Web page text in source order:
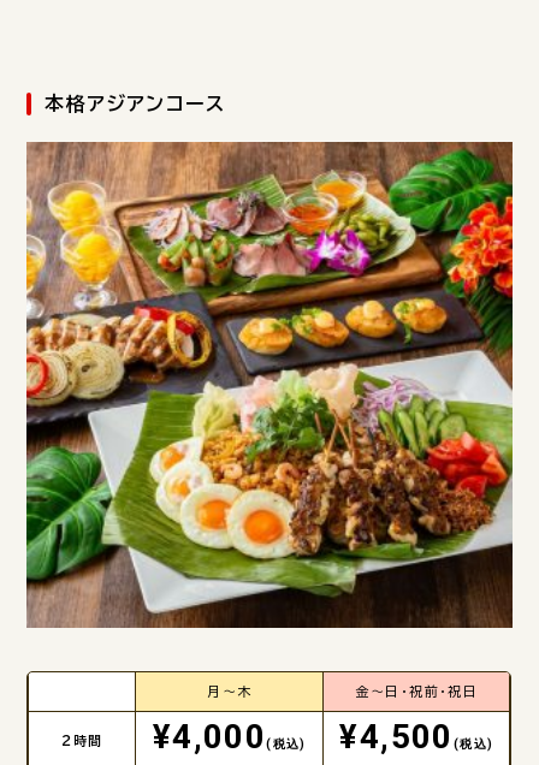
本格アジアンコース
月～木 金～日・祝前・祝日
2時間 ¥4,000(税込) ¥4,500 (税込)